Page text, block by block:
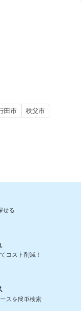
田市
秩父市
せる
コスト削減！
スを簡単検索